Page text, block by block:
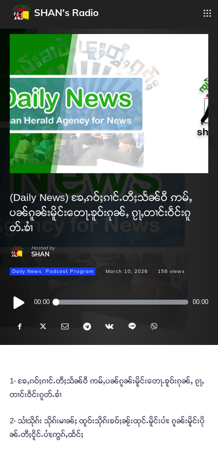
SHAN's Radio
(Daily News) ၶႄႇၵဝ်ႈၵၢင်ႉတီႈသႅၼ်ဝီ ဢမ်ႇ
ပၼ်ၵူၼ်းမိူင်းတေႃႉၶူဝ်းၵုၼ်ႇ ၵႂႃႇတၢင်းဝဵင်းၵူ
တ်ႉၶၢႆ
Hosted by
SHAN
Daily News Podcast Program March 10, 2026 158 views
Audio
Player
00:00 00:00
1- ၶႄႇၵဝ်ႈၵၢင်ႉတီႈသႅၼ်ဝီ ဢမ်ႇပၼ်ၵူၼ်းမိူင်းတေႃႉၶူဝ်းၵုၼ်ႇ ၵႂႃႇ
တၢင်းဝဵင်းၵူတ်ႉၶၢႆ
2- သၢႆသိုၵ်း သိုၵ်းမၢၼ်ႈ ထူဝ်းသိုၵ်းၶဝ်ႈၼႂ်းထုင်ႉမိူင်းပၢႆး ၵူၼ်းမိူင်းပို
ၼ်ႉတီႈငိူင်ႉပၢႆႈဢွၵ်ႇထႅင်ႈ